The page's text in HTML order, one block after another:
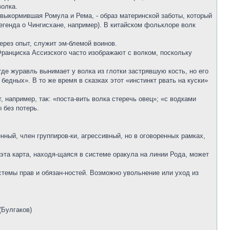
Ромула и Рема, - образ материнской заботы, который
о Чингисхане, например). В китайском фольклоре волк
опыт, служит эм-блемой воинов.
Ассизского часто изображают с волком, поскольку
журавль вынимает у волка из глотки застрявшую кость, но его
В то же время в сказках этот «инстинкт рвать на куски»
так: «поста-вить волка стеречь овец»; «с водками
потерь.
член группиров-ки, агрессивный, но в оговоренных рамках,
карта, находя-щаяся в системе оракула на линии Рода, может
прав и обязан-ностей. Возможно увольнение или уход из